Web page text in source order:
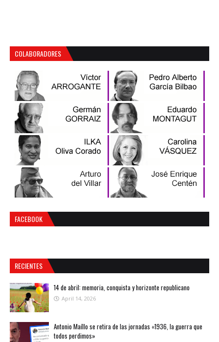
COLABORADORES
FACEBOOK
RECIENTES
14 de abril: memoria, conquista y horizonte republicano
April 14, 2026
Antonio Maíllo se retira de las jornadas «1936, la guerra que
todos perdimos»